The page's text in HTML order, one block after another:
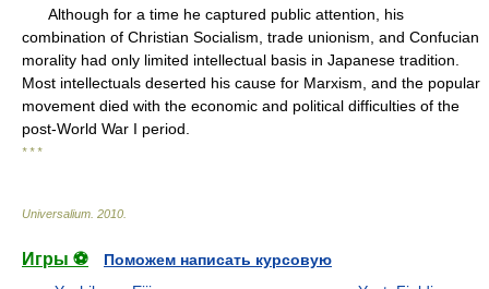
Although for a time he captured public attention, his
combination of Christian Socialism, trade unionism, and Confucian
morality had only limited intellectual basis in Japanese tradition.
Most intellectuals deserted his cause for Marxism, and the popular
movement died with the economic and political difficulties of the
post-World War I period.
* * *
Universalium 2010
Игры ⚽
Поможем написать курсовую